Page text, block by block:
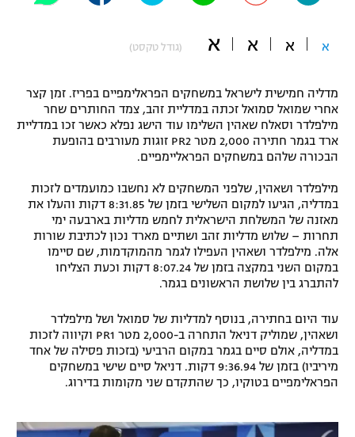
תקנון משתתפים וזוכים בפרסים
תקנון עבור פעילות אלקטרה
תקנון עבור פעילות ספורט 1 – "מרלן"
טניס
גיימינג E-Sports
תנאי שימוש
מדיניות פרטיות
תקנון פעילות ספורט 1
רשיון להקרנה פומבית לבית עסק
כדורמים
פוטבול אמריקאי NFL
בייסבול MLB
ספורט אתגרי ואקסטרים
א א א א (גודל טקסט)
מדליה חמישית לישראל במשחקים הפראלימפיים בפריז. זמן קצר
אחרי שמואל סמואל זכתה במדליית זהב, צמד החותרים שחר
מילפלדר וסאלח שאהין השלימו עוד הישג נפלא כאשר זכו במדליית
ארד בגמר חתירה 2,000 מטר PR2 זוגות מעורבים בהופעת
הבכורה שלהם במשחקים הפראליימפיים.
מילפלדר ושאהין, שלפני המשחקים לא נחשבו כמועמדים לזכות
במדליה, הגיעו למקום השלישי בזמן של 8:31.85 דקות והעלו את
מאזנה של המשלחת הישראלית לחמש מדליות בארבעה ימי
תחרות – שלוש מדליות זהב ושתיים מארד נכון לכתיבת שורות
אלה. מילפלדר ושאהין העפילו לגמר מהמוקדמות, שם סיימו
במקום השני במקצה בזמן של 8:07.24 דקות וכעת הצליחו
להתברג בין שלושת הראשונים בגמר.
עוד היום בחתירה, בנוסף למדליות של סמואל ושל מילפלדר
ושאהין, שמוליק דניאל התחרה ב-2,000 מטר PR1 וקיווה לזכות
במדליה, אולם סיים בגמר במקום הרביעי (בזכות פסילה של אחד
מיריביו) בזמן של 9:36.94 דקות. דניאל סיים שישי במשחקים
הפראלימפיים בטוקיו, כך שהתקדם שני מקומות בדירוג.